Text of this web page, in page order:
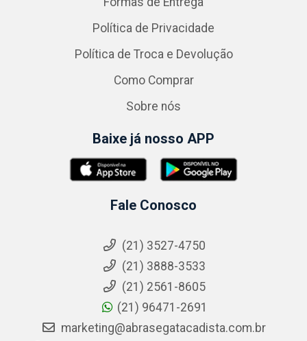
Política de Privacidade
Política de Troca e Devolução
Como Comprar
Sobre nós
Baixe já nosso APP
Fale Conosco
(21) 3527-4750
(21) 3888-3533
(21) 2561-8605
(21) 96471-2691
marketing@abrasegatacadista.com.br